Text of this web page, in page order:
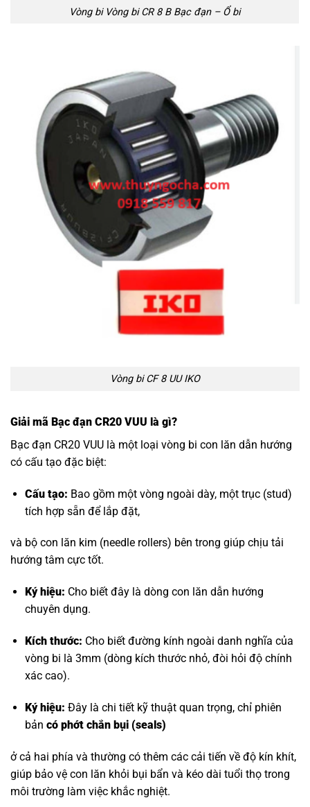
Vòng bi Vòng bi CR 8 B Bạc đạn – Ổ bi
Vòng bi CF 8 UU IKO
Giải mã Bạc đạn CR20 VUU là gì?
Bạc đạn CR20 VUU là một loại vòng bi con lăn dẫn hướng
có cấu tạo đặc biệt:
Cấu tạo: Bao gồm một vòng ngoài dày, một trục (stud)
tích hợp sẵn để lắp đặt,
và bộ con lăn kim (needle rollers) bên trong giúp chịu tải
hướng tâm cực tốt.
Ký hiệu: Cho biết đây là dòng con lăn dẫn hướng
chuyên dụng.
Kích thước: Cho biết đường kính ngoài danh nghĩa của
vòng bi là 3mm (dòng kích thước nhỏ, đòi hỏi độ chính
xác cao).
Ký hiệu: Đây là chi tiết kỹ thuật quan trọng, chỉ phiên
bản có phớt chắn bụi (seals)
ở cả hai phía và thường có thêm các cải tiến về độ kín khít,
giúp bảo vệ con lăn khỏi bụi bẩn và kéo dài tuổi thọ trong
môi trường làm việc khắc nghiệt.